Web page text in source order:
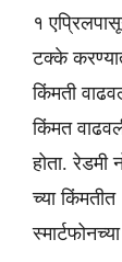
१
टक्के
किंमती
किंमत
होता. रेडमी
च्या